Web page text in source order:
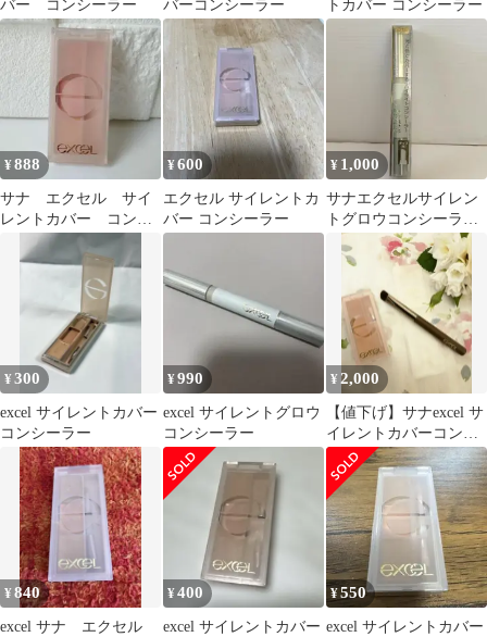
バー コンシーラー
バーコンシーラー
トカバー コンシーラー
¥888
サナ エクセル サイ
レントカバー コンシ
ーラー
¥600
エクセル サイレントカ
バー コンシーラー
¥ 1,000
サナエクセルサイレン
トグロウコンシーラー
SG03ミントグロウ
¥300
excel サイレントカバー
コンシーラー
¥990
excel サイレントグロウ
コンシーラー
¥ 2,000
【値下げ】サナexcel サ
イレントカバーコンシ
ーラー ＆ ブラシ
¥840
excel サナ エクセル
¥400
excel サイレントカバー
¥550
excel サイレントカバー